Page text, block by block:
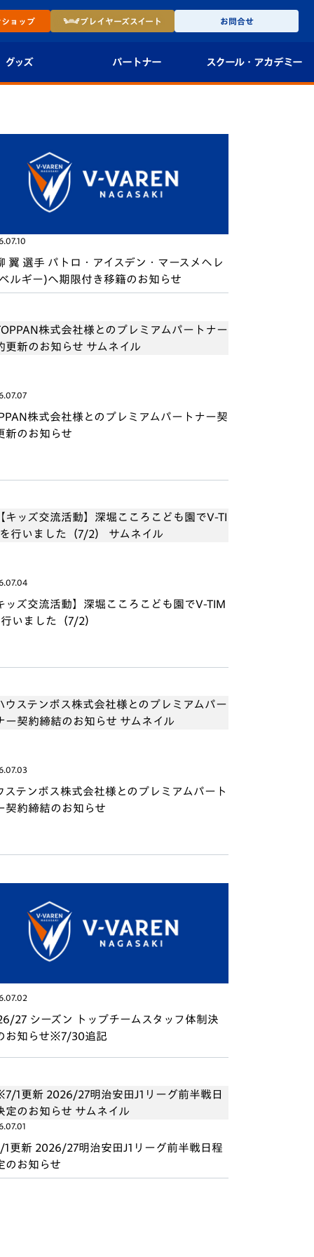
ショップ プレイヤーズスイート お問合せ
グッズ
ユニフォー
パートナー
パートナー募集
法人限定 VIP BOX
スクール・ アカデミー
U-18
翼 選手 パトロ・アイスデン・マースメヘレ
ルギー)へ期限付き移籍のお知らせ
株式会社様とのプレミアムパートナー契
新のお知らせ
ッズ交流活動】深堀こころこども園でV-TIM
いました（7/2）
ステンボス株式会社様とのプレミアムパート
契約締結のお知らせ
27 シーズン トップチームスタッフ体制決
お知らせ※7/30追記
更新 2026/27明治安田J1リーグ前半戦日程
のお知らせ